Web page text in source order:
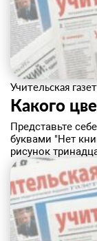
Учительская
Какого
Представьте
буквами "Нет
рисунок